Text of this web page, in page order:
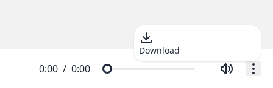
0:00 / 0:00
Download